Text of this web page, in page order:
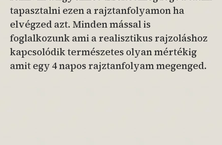
tapasztalni ezen arajztanfolyamon ha
elvégzed azt. Minden mással is
foglalkozunk ami a realisztikus rajzoláshoz
kapcsolódik természetes olyan mértékig
amit egy 4 napos rajztanfolyam megenged.